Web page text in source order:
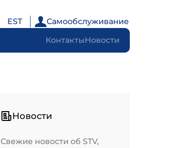
EST
Самообслуживание
КонтактыНовости
Новости
Свежие новости об STV,